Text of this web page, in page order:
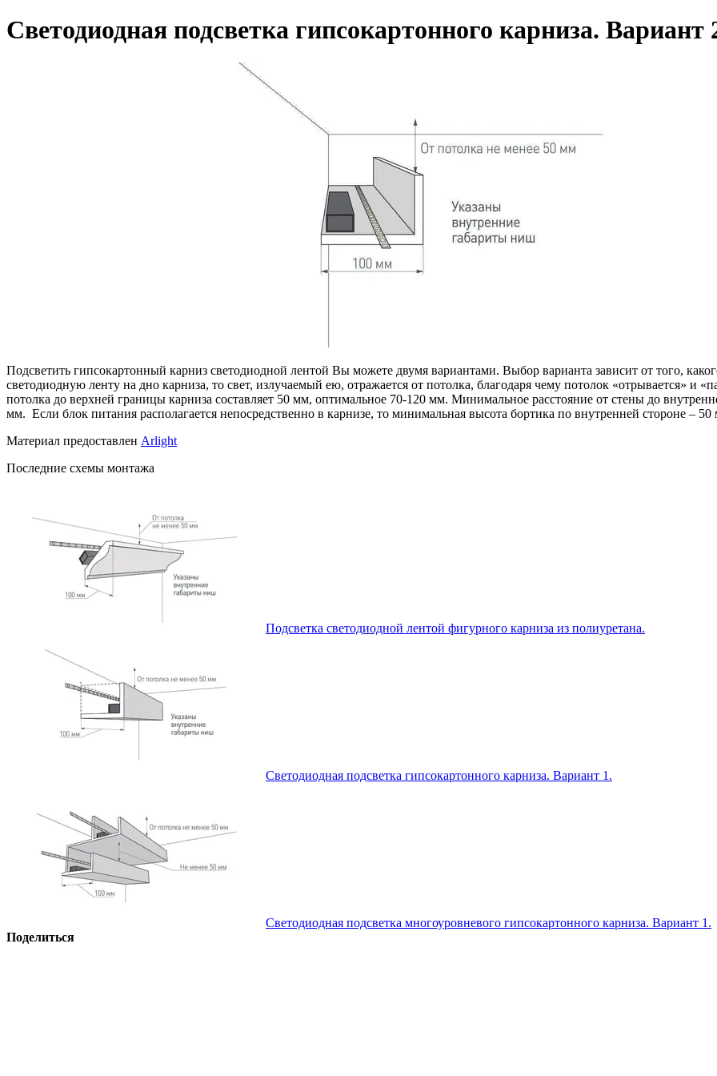
Светодиодная подсветка гипсокартонного карниза. Вариант
Подсветить гипсокартонный карниз светодиодной лентой Вы можете двумя вариантами. Выбор варианта зависит от того,
светодиодную ленту на дно карниза, то свет, излучаемый ею, отражается от потолка, благодаря чему потолок «отрывается» и
потолка до верхней границы карниза составляет 50 мм, оптимальное 70-120 мм. Минимальное расстояние от стены до
мм. Если блок питания располагается непосредственно в карнизе, то минимальная высота бортика по внутренней стороне –
Материал предоставлен Arlight
Последние схемы монтажа
Подсветка светодиодной лентой фигурного карниза из полиуретана.
Светодиодная подсветка гипсокартонного карниза. Вариант 1.
Светодиодная подсветка многоуровневого гипсокартонного карниза. Вариант 1.
Поделиться